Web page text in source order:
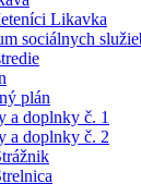
Likavka
sociálnych
plán
a doplnky č. 1
a doplnky č. 2